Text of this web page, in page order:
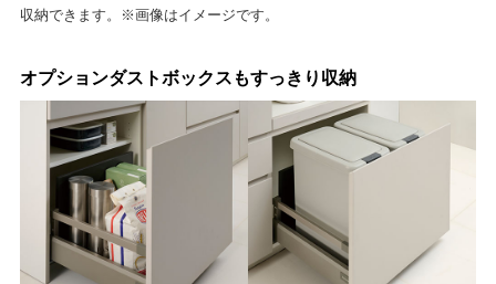
収納できます。※画像はイメージです。
オプションダストボックスもすっきり収納